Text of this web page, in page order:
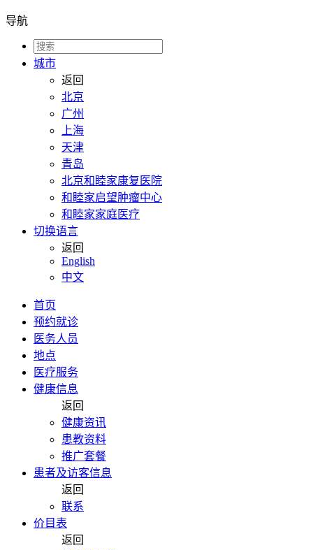
导航
城市
返回
北京
广州
上海
天津
青岛
北京和睦家康复医院
和睦家启望肿瘤中心
和睦家家庭医疗
切换语言
返回
English
中文
首页
预约就诊
医务人员
地点
医疗服务
健康信息
返回
健康资讯
患教资料
推广套餐
患者及访客信息
返回
联系
价目表
返回